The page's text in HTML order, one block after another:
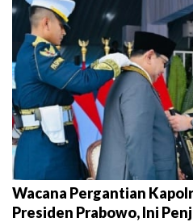
Wacana Pergantian
Presiden Prabowo, Ini